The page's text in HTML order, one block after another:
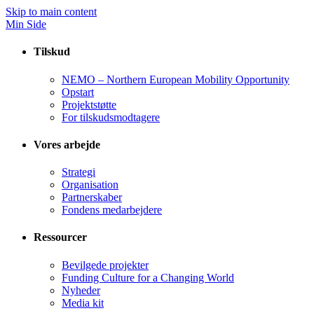
Skip to main content
Min Side
Tilskud
NEMO – Northern European Mobility Opportunity
Opstart
Projektstøtte
For tilskudsmodtagere
Vores arbejde
Strategi
Organisation
Partnerskaber
Fondens medarbejdere
Ressourcer
Bevilgede projekter
Funding Culture for a Changing World
Nyheder
Media kit